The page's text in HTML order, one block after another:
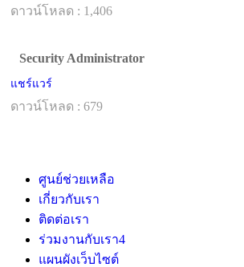
ดาวน์โหลด : 1,406
Security Administrator
แชร์แวร์
ดาวน์โหลด : 679
ศูนย์ช่วยเหลือ
เกี่ยวกับเรา
ติดต่อเรา
ร่วมงานกับเรา4
แผนผังเว็บไซต์